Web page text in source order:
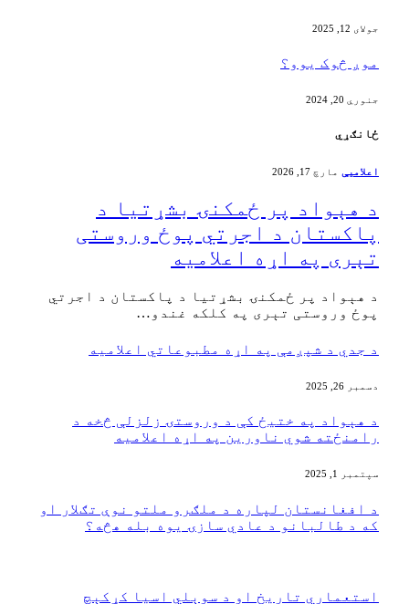
جولای 12, 2025
موږ څوک یوو؟
جنوري 20, 2024
ځانګړي
اعلامیې مارچ 17, 2026
‏د هېواد پر ځمکنۍ بشړتیا د
پاکستان د اجرتي پوځ وروستی
تېری په اړه اعلامیه
‏د هېواد پر ځمکنۍ بشړتیا د پاکستان د اجرتي
پوځ وروستی تېری په کلکه غندو…
د جدي د شپږمې په اړه مطبوعاتي اعلامیه
دسمبر 26, 2025
‏د هېواد په ختیځ کې د وروستۍ زلزلې څخه د
رامنځته شوي ناورین په اړه اعلامیه
سپتمبر 1, 2025
د افغانستان لپاره د ملګرو ملتو نوې تګلار او
که د طالبانو د عادي سازۍ یوه بله هڅه؟
‏استعماري تاریخ او د سوېلي اسیا کړکېچ